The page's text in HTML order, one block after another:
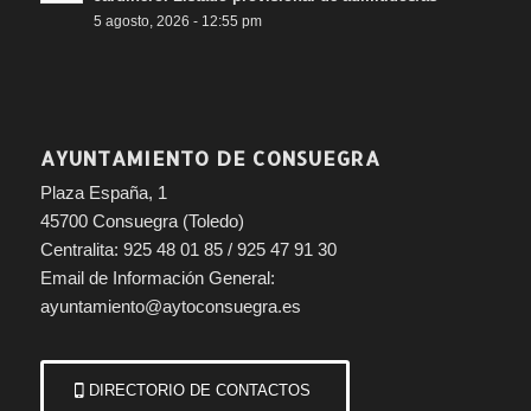
5 agosto, 2026 - 12:55 pm
AYUNTAMIENTO DE CONSUEGRA
Plaza España, 1
45700 Consuegra (Toledo)
Centralita: 925 48 01 85 / 925 47 91 30
Email de Información General:
ayuntamiento@aytoconsuegra.es
DIRECTORIO DE CONTACTOS